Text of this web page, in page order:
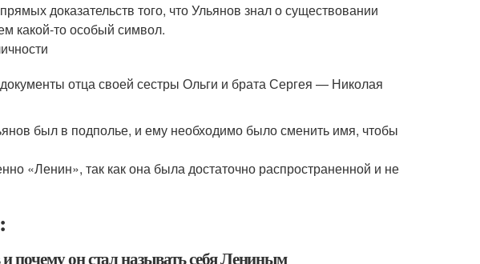
доказательств того, что Ульянов знал о существовании
какой-то особый символ.
отца своей сестры Ольги и брата Сергея — Николая
был в подполье, и ему необходимо было сменить имя, чтобы
«Ленин», так как она была достаточно распространенной и не
почему он стал называть себя Лениным